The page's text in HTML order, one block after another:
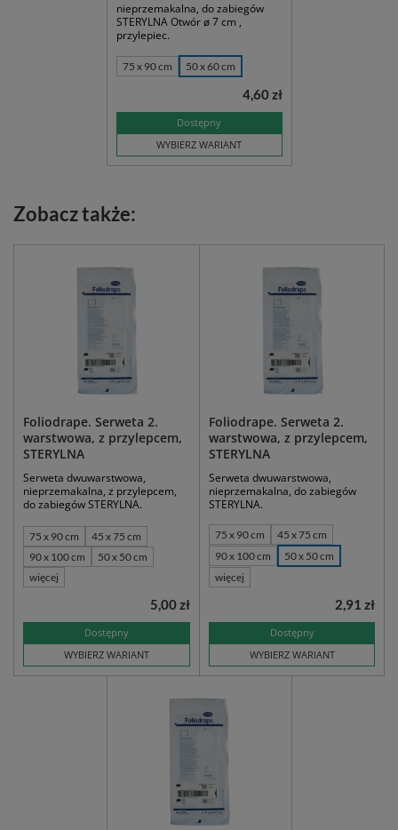
nieprzemakalna, do zabiegów
STERYLNA Otwór ø 7 cm ,
przylepiec.
75 x 90 cm 50 x 60 cm
Dostępny
WYBIERZ WARIANT
4,60 zł
Zobacz także:
Foliodrape. Serweta 2.
warstwowa, z przylepcem,
STERYLNA
Serweta dwuwarstwowa,
nieprzemakalna, z przylepcem,
do zabiegów STERYLNA.
75 x 90 cm
45 x 75 cm
90 x 100 cm
50 x 50 cm
więcej
Dostępny
WYBIERZ WARIANT
5,00 zł
Foliodrape. Serweta 2.
warstwowa, z przylepcem,
STERYLNA
Serweta dwuwarstwowa,
nieprzemakalna, do zabiegów
STERYLNA.
75 x 90 cm
45 x 75 cm
90 x 100 cm
50 x 50 cm
więcej
Dostępny
WYBIERZ WARIANT
2,91 zł